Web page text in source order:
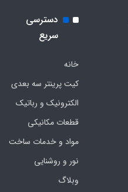
دسترسی
سریع
خانه
کیت پرینتر سه بعدی
الکترونیک و رباتیک
قطعات مکانیکی
مواد و خدمات ساخت
نور و روشنایی
وبلاگ